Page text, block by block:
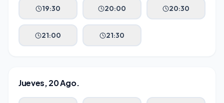
19:30 20:00 20:30
21:00 21:30
Jueves, 20 Ago.